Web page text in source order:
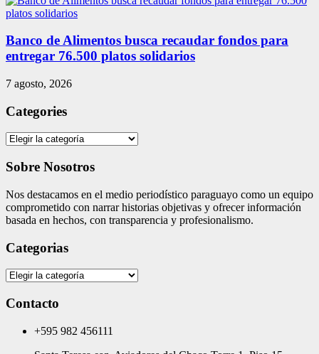
Banco de Alimentos busca recaudar fondos para
entregar 76.500 platos solidarios
7 agosto, 2026
Categories
Categories
Sobre Nosotros
Nos destacamos en el medio periodístico paraguayo como un equipo
comprometido con narrar historias objetivas y ofrecer información
basada en hechos, con transparencia y profesionalismo.
Categorias
Categorias
Contacto
+595 982 456111